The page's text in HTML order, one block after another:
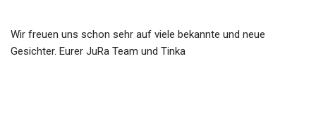
Wir freuen uns schon sehr auf viele bekannte und neue
Gesichter. Eurer JuRa Team und Tinka